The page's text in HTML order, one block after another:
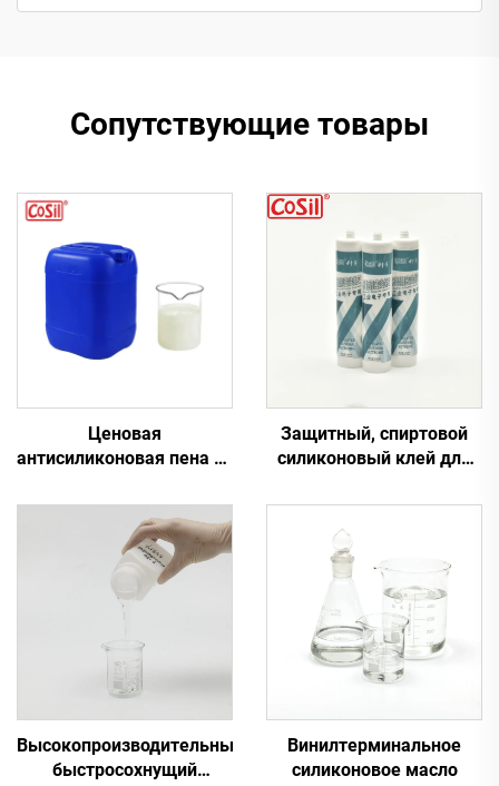
Сопутствующие товары
Ценовая
антисиликоновая пена от
пены
Защитный, спиртовой
силиконовый клей для
на промышленном
электрическом
оборудовании
Высокопроизводительный
быстросохнущий
Винилтерминальное
силиконовое масло